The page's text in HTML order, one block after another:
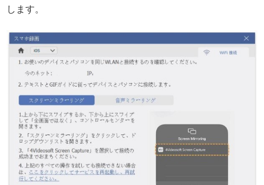
します。